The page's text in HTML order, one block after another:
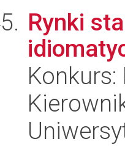
Rynki
Konkurs: